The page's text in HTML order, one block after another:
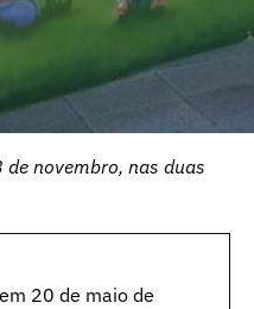
de novembro, nas duas
20 de maio de